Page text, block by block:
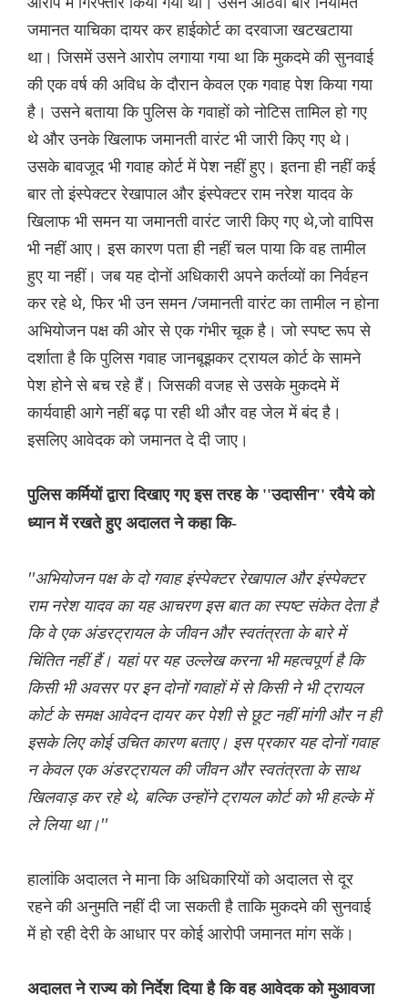
जमानत याचिका दायर कर हाईकोर्ट का दरवाजा खटखटाया
था। जिसमें उसने आरोप लगाया गया था कि मुकदमे की सुनवाई
की एक वर्ष की अविध के दौरान केवल एक गवाह पेश किया गया
है। उसने बताया कि पुलिस के गवाहों को नोटिस तामिल हो गए
थे और उनके खिलाफ जमानती वारंट भी जारी किए गए थे।
उसके बावजूद भी गवाह कोर्ट में पेश नहीं हुए। इतना ही नहीं कई
बार तो इंस्पेक्टर रेखापाल और इंस्पेक्टर राम नरेश यादव के
खिलाफ भी समन या जमानती वारंट जारी किए गए थे,जो वापिस
भी नहीं आए। इस कारण पता ही नहीं चल पाया कि वह तामील
हुए या नहीं। जब यह दोनों अधिकारी अपने कर्तव्यों का निर्वहन
कर रहे थे, फिर भी उन समन /जमानती वारंट का तामील न होना
अभियोजन पक्ष की ओर से एक गंभीर चूक है। जो स्पष्ट रूप से
दर्शाता है कि पुलिस गवाह जानबूझकर ट्रायल कोर्ट के सामने
पेश होने से बच रहे हैं। जिसकी वजह से उसके मुकदमे में
कार्यवाही आगे नहीं बढ़ पा रही थी और वह जेल में बंद है।
इसलिए आवेदक को जमानत दे दी जाए।
पुलिस कर्मियों द्वारा दिखाए गए इस तरह के ''उदासीन'' रवैये को
ध्यान में रखते हुए अदालत ने कहा कि-
''अभियोजन पक्ष के दो गवाह इंस्पेक्टर रेखापाल और इंस्पेक्टर
राम नरेश यादव का यह आचरण इस बात का स्पष्ट संकेत देता है
कि वे एक अंडरट्रायल के जीवन और स्वतंत्रता के बारे में
चिंतित नहीं हैं। यहां पर यह उल्लेख करना भी महत्वपूर्ण है कि
किसी भी अवसर पर इन दोनों गवाहों में से किसी ने भी ट्रायल
कोर्ट के समक्ष आवेदन दायर कर पेशी से छूट नहीं मांगी और न ही
इसके लिए कोई उचित कारण बताए। इस प्रकार यह दोनों गवाह
न केवल एक अंडरट्रायल की जीवन और स्वतंत्रता के साथ
खिलवाड़ कर रहे थे, बल्कि उन्होंने ट्रायल कोर्ट को भी हल्के में
ले लिया था।''
हालांकि अदालत ने माना कि अधिकारियों को अदालत से दूर
रहने की अनुमति नहीं दी जा सकती है ताकि मुकदमे की सुनवाई
में हो रही देरी के आधार पर कोई आरोपी जमानत मांग सकें।
अदालत ने राज्य को निर्देश दिया है कि वह आवेदक को मुआवजा